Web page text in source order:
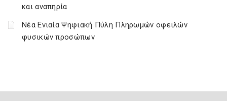
και αναπηρία
Νέα Ενιαία Ψηφιακή Πύλη Πληρωμών οφειλών
φυσικών προσώπων